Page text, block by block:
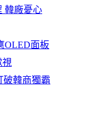
韓廠憂心
OLED面板
視
破韓商獨霸